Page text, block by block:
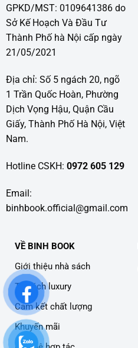
GPKD/MST: 0109641386 do
Sở Kế Hoạch Và Đầu Tư
Thành Phố hà Nội cấp ngày
21/05/2021
Địa chỉ: Số 5 ngách 20, ngõ
1 Trần Quốc Hoàn, Phường
Dịch Vọng Hậu, Quận Cầu
Giấy, Thành Phố Hà Nội, Việt
Nam.
Hotline CSKH: 0972 605 129
Email:
binhbook.official@gmail.com
VỀ BINH BOOK
Giới thiệu nhà sách
Tủ sách luxury
Cam kết chất lượng
Khuyến mãi